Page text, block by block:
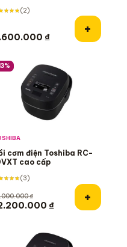
giỏ hàng
(2)
₫ +
Thêm
giỏ hàng
cơm điện Toshiba RC-
cao cấp
(3)
₫
gốc là: 14.000.000 ₫.
₫Giá hiện tại là:
+
Thêm